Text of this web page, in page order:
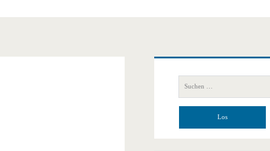
Primäre
Seitenleiste
nach: